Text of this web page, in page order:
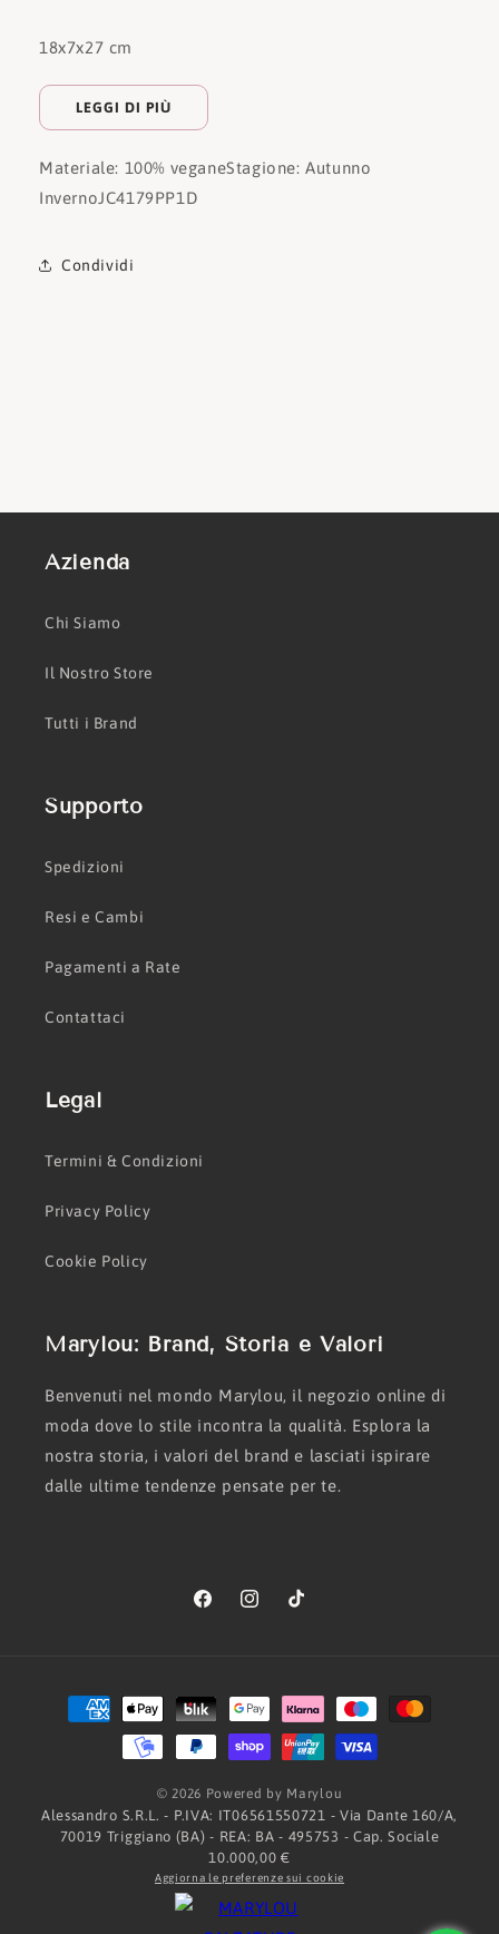
18x7x27 cm
LEGGI DI PIÙ
Materiale: 100% veganeStagione: Autunno
InvernoJC4179PP1D
Condividi
Azienda
Chi Siamo
Il Nostro Store
Tutti i Brand
Supporto
Spedizioni
Resi e Cambi
Pagamenti a Rate
Contattaci
Legal
Termini & Condizioni
Privacy Policy
Cookie Policy
Marylou: Brand, Storia e Valori
Benvenuti nel mondo Marylou, il negozio online di
moda dove lo stile incontra la qualità. Esplora la
nostra storia, i valori del brand e lasciati ispirare
dalle ultime tendenze pensate per te.
FacebookInstagramTikTok
Metodi
di
pagamento
© 2026 Powered by Marylou
Alessandro S.R.L. - P.IVA: IT06561550721 - Via Dante 160/A,
70019 Triggiano (BA) - REA: BA - 495753 - Cap. Sociale
10.000,00 €
Aggiorna le preferenze sui cookie